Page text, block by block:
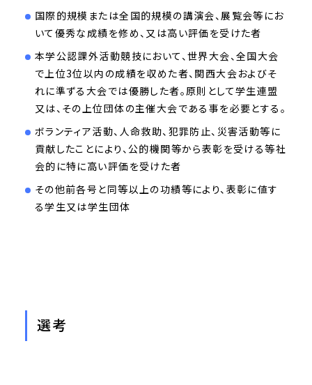
国際的規模または全国的規模の講演会、展覧会等にお
いて優秀な成績を修め、又は高い評価を受けた者
本学公認課外活動競技において、世界大会、全国大会
で上位3位以内の成績を収めた者、関西大会およびそ
れに準ずる大会では優勝した者。原則として学生連盟
又は、その上位団体の主催大会である事を必要とする。
ボランティア活動、人命救助、犯罪防止、災害活動等に
貢献したことにより、公的機関等から表彰を受ける等社
会的に特に高い評価を受けた者
その他前各号と同等以上の功績等により、表彰に値す
る学生又は学生団体
選考